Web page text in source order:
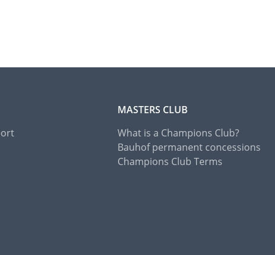
MASTERS CLUB
What is a Champions Club?
Bauhof permanent concessions
Champions Club Terms